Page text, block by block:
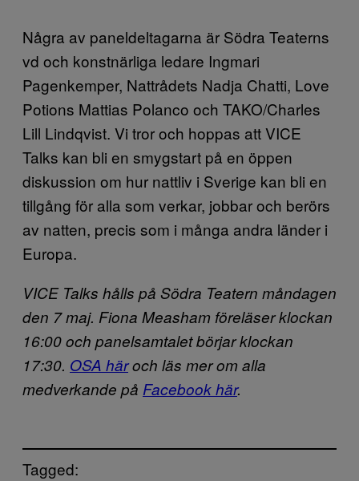
Några av paneldeltagarna är Södra Teaterns
vd och konstnärliga ledare Ingmari
Pagenkemper, Nattrådets Nadja Chatti, Love
Potions Mattias Polanco och TAKO/Charles
Lill Lindqvist. Vi tror och hoppas att VICE
Talks kan bli en smygstart på en öppen
diskussion om hur nattliv i Sverige kan bli en
tillgång för alla som verkar, jobbar och berörs
av natten, precis som i många andra länder i
Europa.
VICE Talks hålls på Södra Teatern måndagen
den 7 maj. Fiona Measham föreläser klockan
16:00 och panelsamtalet börjar klockan
17:30. OSA häroch läs mer om alla
medverkande på Facebook här.
Tagged: